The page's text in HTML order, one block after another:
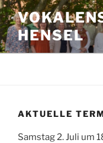
Zum
Inhalt
springenHENSEL
AKTUELLE
Samstag 2. Juli um